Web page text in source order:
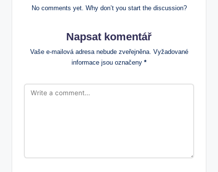
No comments yet. Why don’t you start the discussion?
Napsat komentář
Vaše e-mailová adresa nebude zveřejněna. Vyžadované
informace jsou označeny *